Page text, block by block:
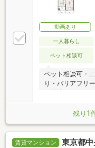
動画あり
一人暮らし
ペット相談可
ペット相談可・
り・バリアフリ
残り1
賃貸マンション
東京都